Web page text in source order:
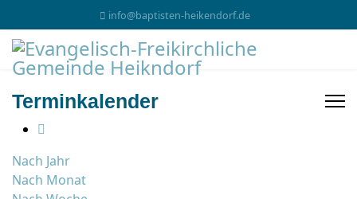
info@baptisten-heikendorf.de
Terminkalender
Nach Jahr
Nach Monat